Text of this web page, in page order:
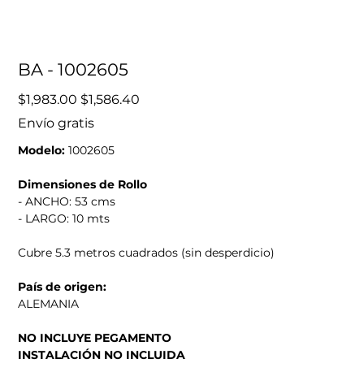
BA - 1002605
Precio
original
$1,983.00 Precio
de
$1,586.40
Envío gratis
Modelo: 1002605
Dimensiones de Rollo
- ANCHO: 53 cms
- LARGO: 10 mts
Cubre 5.3 metros cuadrados (sin desperdicio)
País de origen:
ALEMANIA
NO INCLUYE PEGAMENTO
INSTALACIÓN NO INCLUIDA